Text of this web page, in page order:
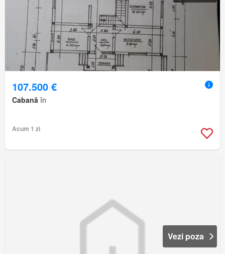
107.500 €
Cabană în
Acum 1 zi
Vezi poza